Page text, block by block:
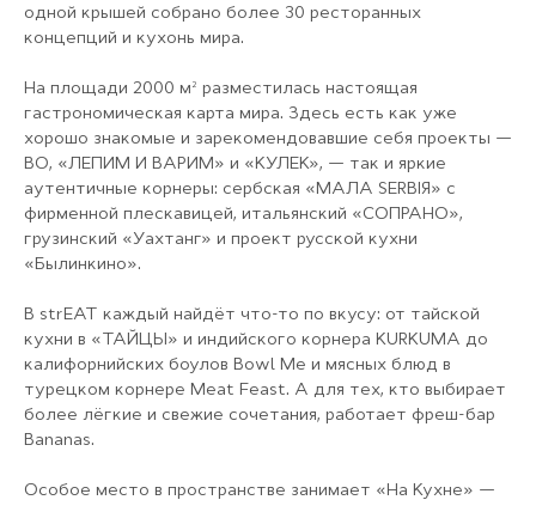
одной крышей собрано более 30 ресторанных
концепций и кухонь мира.
На площади 2000 м² разместилась настоящая
гастрономическая карта мира. Здесь есть как уже
хорошо знакомые и зарекомендовавшие себя проекты —
BO, «ЛЕПИМ И ВАРИМ» и «КУЛЕК», — так и яркие
аутентичные корнеры: сербская «МАЛА SERBIЯ» с
фирменной плескавицей, итальянский «СОПРАНО»,
грузинский «Уахтанг» и проект русской кухни
«Былинкино».
В strEAT каждый найдёт что-то по вкусу: от тайской
кухни в «ТАЙЦЫ» и индийского корнера KURKUMA до
калифорнийских боулов Bowl Me и мясных блюд в
турецком корнере Meat Feast. А для тех, кто выбирает
более лёгкие и свежие сочетания, работает фреш-бар
Bananas.
Особое место в пространстве занимает «На Кухне» —